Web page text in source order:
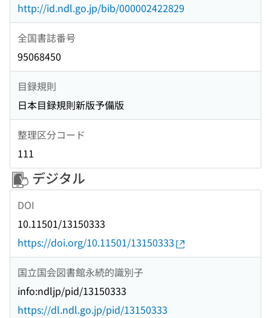
http://id.ndl.go.jp/bib/000002422829
全国書誌番号
95068450
目録規則
日本目録規則新版予備版
整理区分コード
111
デジタル
DOI
10.11501/13150333
https://doi.org/10.11501/13150333
国立国会図書館永続的識別子
info:ndljp/pid/13150333
https://dl.ndl.go.jp/pid/13150333